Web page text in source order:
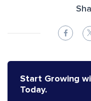
Start Growing
Today.